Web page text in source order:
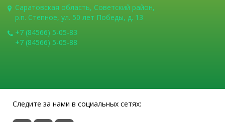
Саратовская область, Советский район,
р.п. Степное, ул. 50 лет Победы, д. 13
+7 (84566) 5-05-83
+7 (84566) 5-05-88
Следите за нами в социальных сетях: